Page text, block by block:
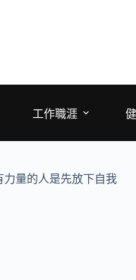
工作職涯
量的人是先放下自我